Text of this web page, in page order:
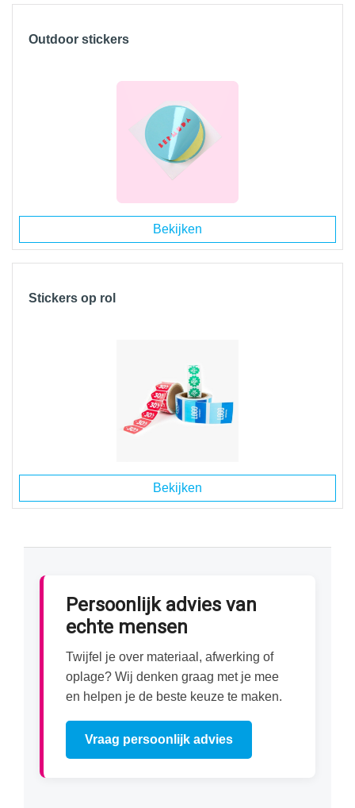
Outdoor stickers
Bekijken
Stickers op rol
Bekijken
Persoonlijk advies van
echte mensen
Twijfel je over materiaal, afwerking of
oplage? Wij denken graag met je mee
en helpen je de beste keuze te maken.
Vraag persoonlijk advies